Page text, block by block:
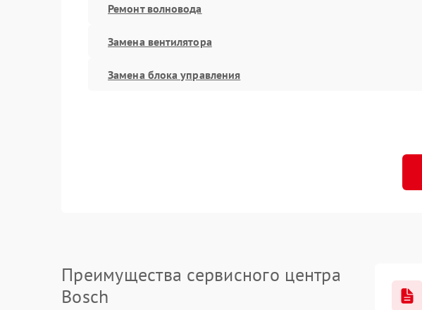
Ремонт волновода
Замена вентилятора
Замена блока управления
Преимущества сервисного центра
Bosch